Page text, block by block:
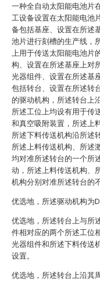
一种全自动太阳能电池片
工设备设置在太阳能电池
备包括基座、设置在所述
池片进行刻槽的生产线，
上用于传送太阳能电池片
构、设置在所述基座上对
光器组件、设置在所述基
包括转台、设置在所述转
的驱动机构，所述转台上
所述工位上均设有用于传
和真空吸附装置，所述上
所述下料传送机构沿所述
所述上料传送机构、所述
均对准所述转台的一个所
动，所述上料传送机构、
机构分别对准所述转台的
优选地，所述驱动机构为
优选地，所述转台上与所
件相对应的两个所述工位
光器组件和所述下料传送
设置。
优选地，所述转台上沿其